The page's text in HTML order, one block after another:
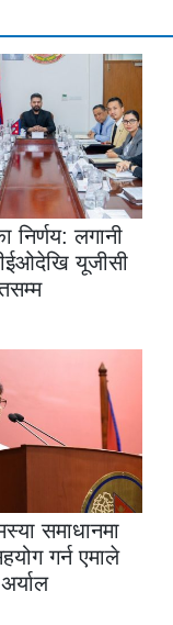
निर्णय: लगानी
यूजीसी
समाधानमा
गर्न एमाले